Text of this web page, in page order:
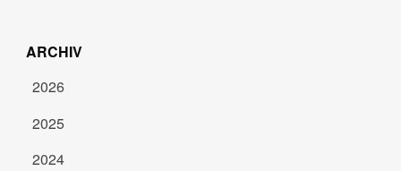
ARCHIV
2026
2025
2024